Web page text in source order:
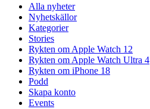
Alla nyheter
Nyhetskällor
Kategorier
Stories
Rykten om Apple Watch 12
Rykten om Apple Watch Ultra 4
Rykten om iPhone 18
Podd
Skapa konto
Events